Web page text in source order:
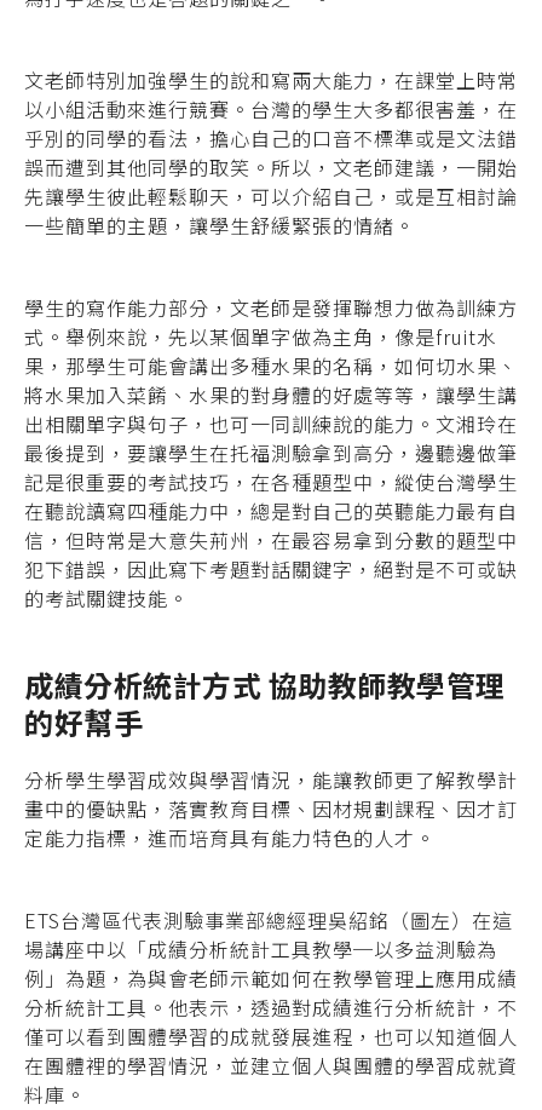
文老師特別加強學生的說和寫兩大能力，在課堂上時常
以小組活動來進行競賽。台灣的學生大多都很害羞，在
乎別的同學的看法，擔心自己的口音不標準或是文法錯
誤而遭到其他同學的取笑。所以，文老師建議，一開始
先讓學生彼此輕鬆聊天，可以介紹自己，或是互相討論
一些簡單的主題，讓學生舒緩緊張的情緒。
學生的寫作能力部分，文老師是發揮聯想力做為訓練方
式。舉例來說，先以某個單字做為主角，像是fruit水
果，那學生可能會講出多種水果的名稱，如何切水果、
將水果加入菜餚、水果的對身體的好處等等，讓學生講
出相關單字與句子，也可一同訓練說的能力。文湘玲在
最後提到，要讓學生在托福測驗拿到高分，邊聽邊做筆
記是很重要的考試技巧，在各種題型中，縱使台灣學生
在聽說讀寫四種能力中，總是對自己的英聽能力最有自
信，但時常是大意失荊州，在最容易拿到分數的題型中
犯下錯誤，因此寫下考題對話關鍵字，絕對是不可或缺
的考試關鍵技能。
成績分析統計方式 協助教師教學管理
的好幫手
分析學生學習成效與學習情況，能讓教師更了解教學計
畫中的優缺點，落實教育目標、因材規劃課程、因才訂
定能力指標，進而培育具有能力特色的人才。
ETS台灣區代表測驗事業部總經理吳紹銘（圖左）在這
場講座中以「成績分析統計工具教學─以多益測驗為
例」為題，為與會老師示範如何在教學管理上應用成績
分析統計工具。他表示，透過對成績進行分析統計，不
僅可以看到團體學習的成就發展進程，也可以知道個人
在團體裡的學習情況，並建立個人與團體的學習成就資
料庫。